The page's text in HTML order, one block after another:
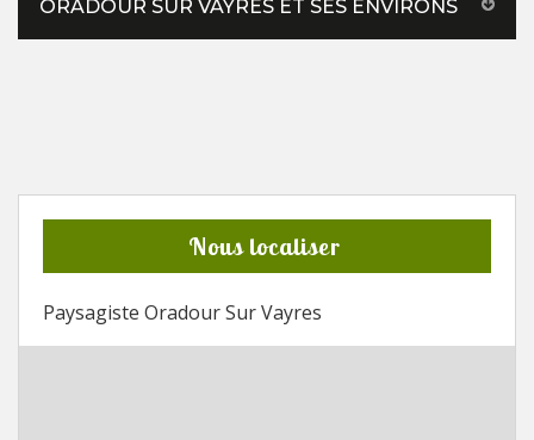
ORADOUR SUR VAYRES ET SES ENVIRONS
Nous localiser
Paysagiste Oradour Sur Vayres